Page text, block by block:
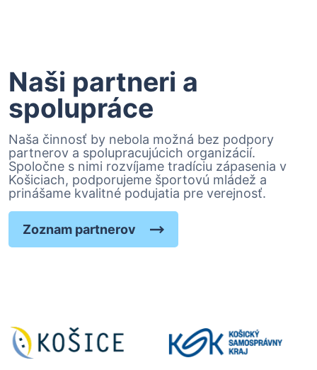
Naši partneri a
spolupráce
Naša činnosť by nebola možná bez podpory
partnerov a spolupracujúcich organizácií.
Spoločne s nimi rozvíjame tradíciu zápasenia v
Košiciach, podporujeme športovú mládež a
prinášame kvalitné podujatia pre verejnosť.
Zoznam partnerov